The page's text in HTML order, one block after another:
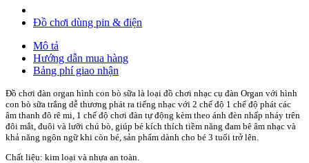
Đồ chơi dùng pin & điện
Mô tả
Hướng dẫn mua hàng
Bảng phí giao nhận
Đồ chơi đàn organ hình con bò sữa là loại đồ chơi nhạc cụ đàn Organ với hình
con bò sữa trắng dễ thương phát ra tiếng nhạc với 2 chế độ 1 chế độ phát các
âm thanh đô rê mi, 1 chế độ chơi đàn tự động kèm theo ánh đèn nhấp nháy trên
đôi mắt, đuôi và lưỡi chú bò, giúp bé kích thích tiềm năng đam bê âm nhạc và
khả năng ngôn ngữ khi còn bé, sản phẩm dành cho bé 3 tuổi trở lên.
Chất liệu: kim loại và nhựa an toàn.